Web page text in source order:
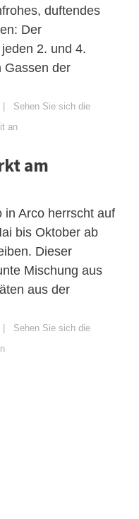
duftendes
Der
2. und 4.
Gassen der
Sehen Sie sich die
an
am
in Arco herrscht auf
bis Oktober ab
Dieser
Mischung aus
aus der
Sehen Sie sich die